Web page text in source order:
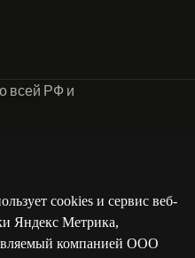
всей РФ и
cookies и сервис веб-
Яндекс Метрика,
компанией ООО